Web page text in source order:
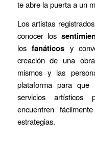
te abre la puerta a un
Los artistas
conocer los
losfanáticos y
creación de una
mismos y las
plataforma para que
servicios artísticos
encuentren
estrategias.